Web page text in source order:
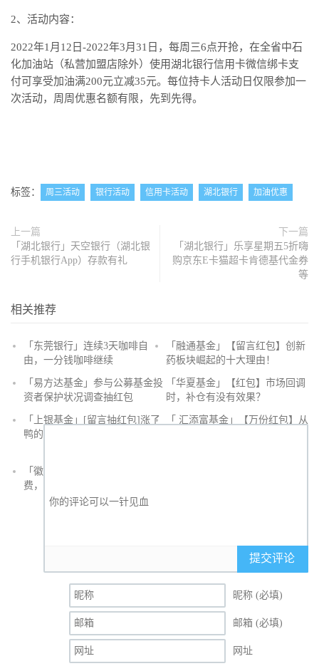
2、活动内容：
2022年1月12日-2022年3月31日，每周三6点开抢，在全省中石
化加油站（私营加盟店除外）使用湖北银行信用卡微信绑卡支
付可享受加油满200元立减35元。每位持卡人活动日仅限参加一
次活动，周周优惠名额有限，先到先得。
标签： 周三活动 银行活动 信用卡活动 湖北银行 加油优惠
上一篇
「湖北银行」天空银行（湖北银
行手机银行App）存款有礼
下一篇
「湖北银行」乐享星期五5折嗨
购京东E卡猫超卡肯德基代金券
等
相关推荐
「东莞银行」连续3天咖啡自
由，一分钱咖啡继续
「融通基金」【留言红包】创新
药板块崛起的十大理由！
「易方达基金」参与公募基金投
资者保护状况调查抽红包
「华夏基金」【红包】市场回调
时，补仓有没有效果？
「上银基金」[留言抽红包]​涨了
鸭的投资旅途
「 汇添富基金」【万份红包】从
「徽商银行」手机银行充值话
费，至高立减30元
提交评论
昵称 (必填)
邮箱 (必填)
网址